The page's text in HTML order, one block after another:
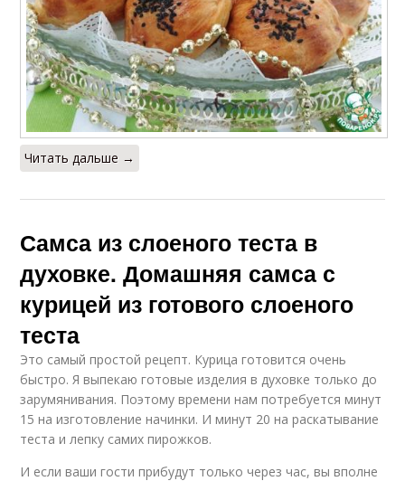
Читать дальше →
Самса из слоеного теста в
духовке. Домашняя самса с
курицей из готового слоеного
теста
Это самый простой рецепт. Курица готовится очень
быстро. Я выпекаю готовые изделия в духовке только до
зарумянивания. Поэтому времени нам потребуется минут
15 на изготовление начинки. И минут 20 на раскатывание
теста и лепку самих пирожков.
И если ваши гости прибудут только через час, вы вполне